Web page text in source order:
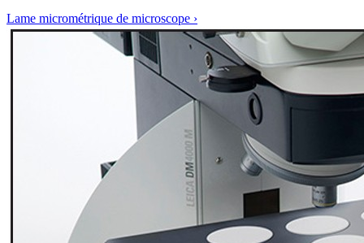
Lame micrométrique de microscope ›